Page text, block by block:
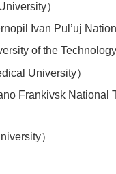
）
Ivan Pul’uj
of the Technology
University）
Frankivsk National
）